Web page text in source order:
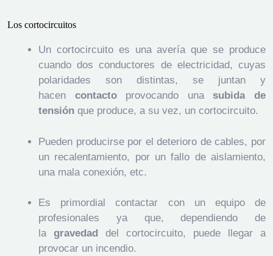
Los cortocircuitos
Un cortocircuito es una avería que se produce
cuando dos conductores de electricidad, cuyas
polaridades son distintas, se juntan y
hacen contacto provocando una subida de
tensión que produce, a su vez, un cortocircuito.
Pueden producirse por el deterioro de cables, por
un recalentamiento, por un fallo de aislamiento,
una mala conexión, etc.
Es primordial contactar con un equipo de
profesionales ya que, dependiendo de
la gravedad del cortocircuito, puede llegar a
provocar un incendio.